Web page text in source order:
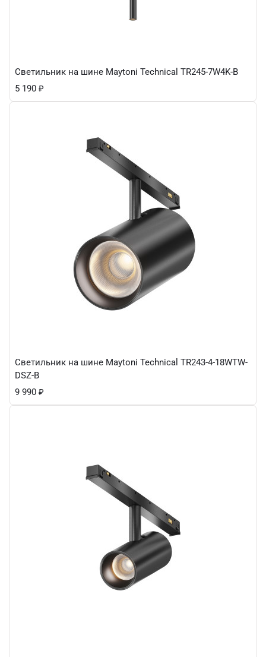
Светильник на шине Maytoni Technical TR245-7W4K-B
5 190 ₽
Светильник на шине Maytoni Technical TR243-4-18WTW-
DSZ-B
9 990 ₽